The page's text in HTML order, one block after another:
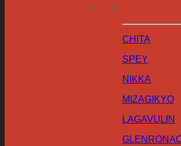
CHITA
SPEY
NIKKA
MIZAGIKYO
LAGAVULIN